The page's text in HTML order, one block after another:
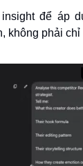
insight để áp
không phải chỉ